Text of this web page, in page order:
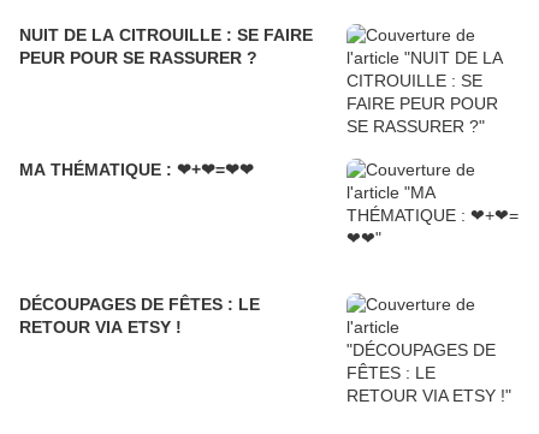
NUIT DE LA CITROUILLE : SE FAIRE
PEUR POUR SE RASSURER ?
MA THÉMATIQUE : ❤+❤=❤❤
DÉCOUPAGES DE FÊTES : LE
RETOUR VIA ETSY !